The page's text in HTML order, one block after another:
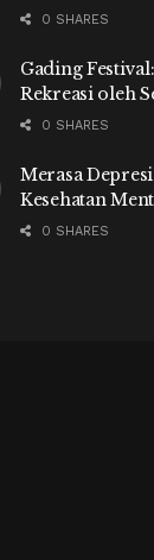
0 SHARES
Gading
Rekreasi oleh
0 SHARES
Merasa
Kesehatan
0 SHARES